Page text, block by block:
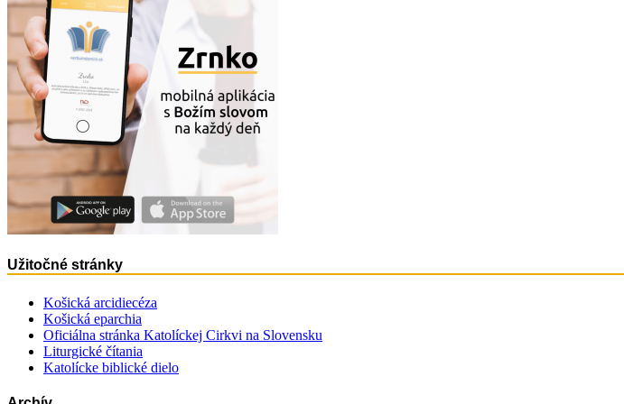
Užitočné stránky
Košická arcidiecéza
Košická eparchia
Oficiálna stránka Katolíckej Cirkvi na Slovensku
Liturgické čítania
Katolícke biblické dielo